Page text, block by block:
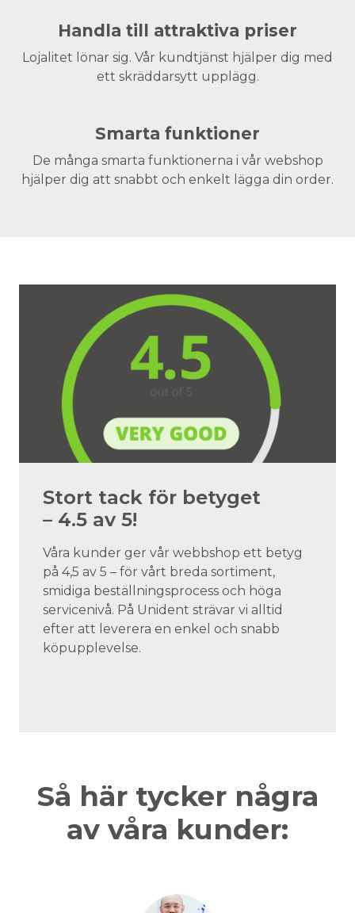
Handla till attraktiva priser
Lojalitet lönar sig. Vår kundtjänst hjälper dig med
ett skräddarsytt upplägg.
Smarta funktioner
De många smarta funktionerna i vår webshop
hjälper dig att snabbt och enkelt lägga din order.
Stort tack för betyget
– 4.5 av 5!
Våra kunder ger vår webbshop ett betyg
på 4,5 av 5 – för vårt breda sortiment,
smidiga beställningsprocess och höga
servicenivå. På Unident strävar vi alltid
efter att leverera en enkel och snabb
köpupplevelse.
Så här tycker några
av våra kunder: